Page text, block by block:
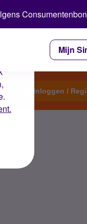
Mijn
Inloggen /